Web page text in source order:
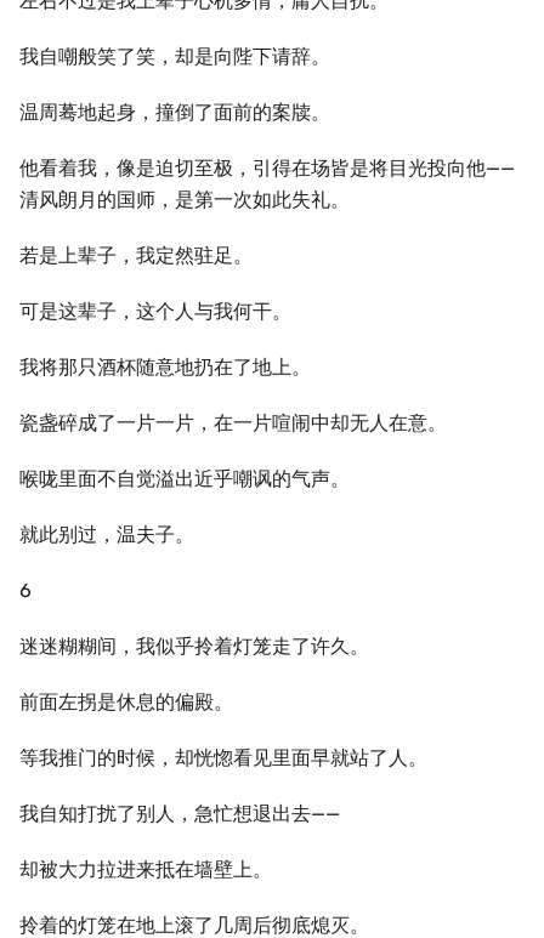
我自嘲般笑了笑，却是向陛下请辞。
温周蓦地起身，撞倒了面前的案牍。
他看着我，像是迫切至极，引得在场皆是将目光投向他——
清风朗月的国师，是第一次如此失礼。
若是上辈子，我定然驻足。
可是这辈子，这个人与我何干。
我将那只酒杯随意地扔在了地上。
瓷盏碎成了一片一片，在一片喧闹中却无人在意。
喉咙里面不自觉溢出近乎嘲讽的气声。
就此别过，温夫子。
6
迷迷糊糊间，我似乎拎着灯笼走了许久。
前面左拐是休息的偏殿。
等我推门的时候，却恍惚看见里面早就站了人。
我自知打扰了别人，急忙想退出去——
却被大力拉进来抵在墙壁上。
拎着的灯笼在地上滚了几周后彻底熄灭。